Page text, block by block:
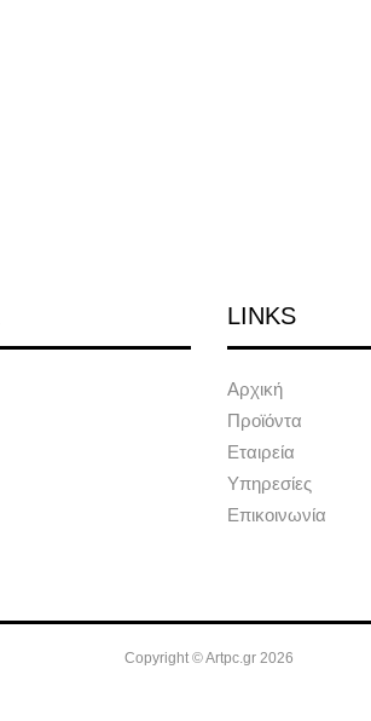
LINKS
Αρχική
Προϊόντα
Εταιρεία
Υπηρεσίες
Επικοινωνία
Copyright © Artpc.gr 2026